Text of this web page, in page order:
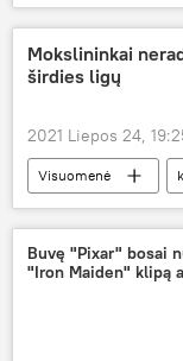
mokslas
Mokslininkai
širdies ligų
2021 Liepos 24,
Visuomenė
Medicina ir sveikata
Buvę "Pixar" bosai
"Iron Maiden" klipą